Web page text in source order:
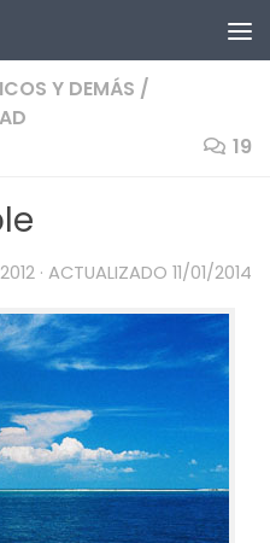
Y DEMÁS /
19
· ACTUALIZADO 11/01/2014